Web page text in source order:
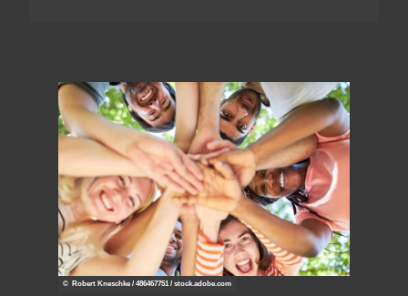
© Robert Kneschke / 486467751 / stock.adobe.com